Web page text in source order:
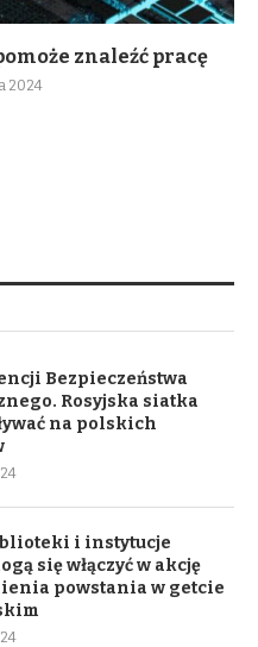
znaleźć pracę
2024
Bezpieczeństwa
Rosyjska siatka
na polskich
i instytucje
się włączyć w akcję
powstania w getcie